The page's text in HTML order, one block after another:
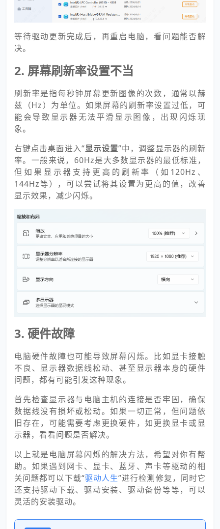
等待驱动更新完成后，再重启电脑，看问题能否解
决。
2. 屏幕刷新率设置不当
刷新率是指每秒钟屏幕更新图像的次数，通常以赫
兹（Hz）为单位。如果屏幕的刷新率设置过低，可
能会导致显示器无法平滑显示图像，出现闪烁现
象。
右键点击桌面进入“显示设置”中，调整显示器的刷新
率。一般来说，60Hz是大多数显示器的最低标准，
但如果显示器支持更高的刷新率（如120Hz、
144Hz等），可以尝试将其设置为更高的值，改善
显示效果，减少闪烁。
3. 硬件故障
电脑硬件故障也可能导致屏幕闪烁。比如显卡接触
不良、显示器数据线松动、甚至显示器本身的硬件
问题，都有可能引发这种现象。
首先检查显示器与电脑主机的连接是否牢固，确保
数据线没有损坏或松动。如果一切正常，但问题依
旧存在，可能需要考虑更换硬件，如更换显卡或显
示器，看看问题是否解决。
以上就是电脑屏幕闪烁的解决方法，希望对你有帮
助。如果遇到网卡、显卡、蓝牙、声卡等驱动的相
关问题都可以下载“驱动人生”进行检测修复，同时它
还支持驱动下载、驱动安装、驱动备份等等，可以
灵活的安装驱动。